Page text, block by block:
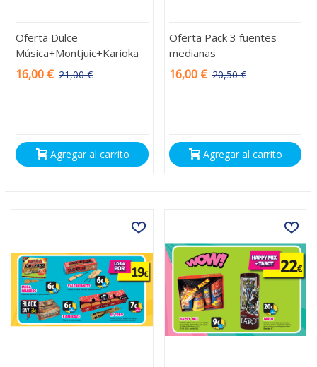
Oferta Dulce
Música+Montjuic+Karioka
16,00 € 21,00 €
Agregar al carrito
Oferta Pack 3 fuentes
medianas
16,00 € 20,50 €
Agregar al carrito